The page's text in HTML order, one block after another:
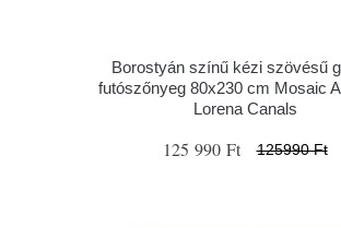
Borostyán színű kézi szövésű
futószőnyeg 80x230 cm Mosaic
Lorena Canals
125 990 Ft 125990 Ft